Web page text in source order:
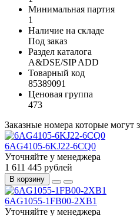
Минимальная партия
1
Наличие на складе
Под заказ
Раздел каталога
A&DSE/SIP ADD
Товарный код
85389091
Ценовая группа
473
Заказные номера которые могут
6AG4105-6KJ22-6CQ0
Уточняйте у менеджера
1 611 445 рублей
В корзину
6AG1055-1FB00-2XB1
Уточняйте у менеджера